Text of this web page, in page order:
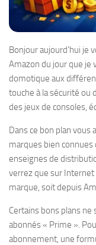
Bonjour aujourd’hui je
Amazon du jour que je
domotique aux
touche à la sécurité ou
des jeux de consoles,
Dans ce bon plan vous
marques bien connues
enseignes de
verrez que sur Internet
marque, soit depuis
Certains bons plans
abonnés « Prime ».
abonnement, une